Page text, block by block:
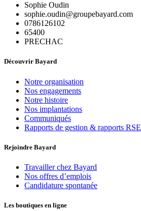
Sophie Oudin
sophie.oudin@groupebayard.com
0786126102
65400
PRECHAC
Découvrir Bayard
Notre organisation
Nos engagements
Notre histoire
Nos implantations
Communiqués
Rapports de gestion & rapports RSE
Rejoindre Bayard
Travailler chez Bayard
Nos offres d’emplois
Candidature spontanée
Les boutiques en ligne